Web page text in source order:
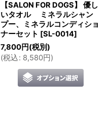
【SALON FOR DOGS】 優し
いタオル ミネラルシャン
プー、ミネラルコンディショ
ナーセット [SL-0014]
7,800円(税別)
(税込: 8,580円)